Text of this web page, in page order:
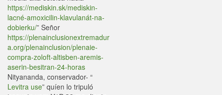
https://mediskin.sk/mediskin-
lacné-amoxicilin-klavulanát-na-
dobierku/” Señor
https://plenainclusionextremadur
a.org/plenainclusion/plenaie-
compra-zoloft-altisben-aremis-
aserin-besitran-24-horas
Nityananda, conservador- “
Levitra use” quíen lo tripuló